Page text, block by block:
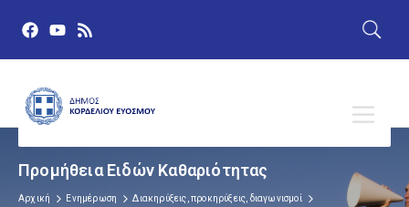
Προμήθεια Ειδών Καθαριότητας
Αρχική Ενημέρωση Διακηρύξεις, προκηρύξεις, διαγωνισμοί